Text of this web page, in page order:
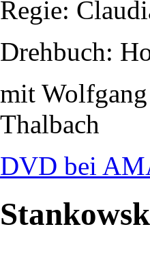
Regie:
Drehbuch:
mit
Thalbach
DVD bei